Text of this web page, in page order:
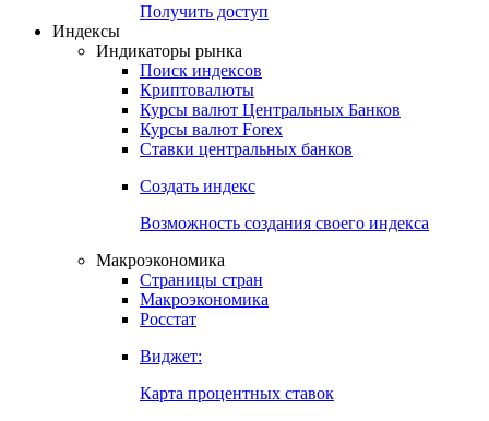
Получить доступ
Индексы
Индикаторы рынка
Поиск индексов
Криптовалюты
Курсы валют Центральных Банков
Курсы валют Forex
Ставки центральных банков
Создать индекс
Возможность создания своего индекса
Макроэкономика
Страницы стран
Макроэкономика
Росстат
Виджет:
Карта процентных ставок